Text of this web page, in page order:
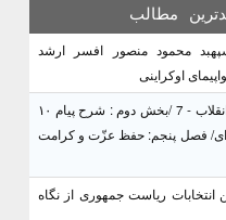
مطالب
محمود منصور افسر ارشد
اوکراینی
منشور گفتمان امام و انقلاب - 7 /بخش دوم : شرح پیام ۱۰
خامنه ای/ فصل پنجم: حفظ عزّت و کرامت
انتخابات ریاست جمهوری از نگاه